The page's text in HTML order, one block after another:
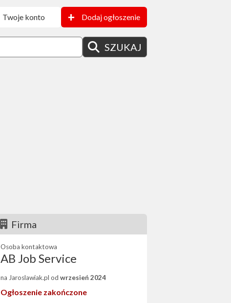
Twoje konto + Dodaj ogłoszenie
SZUKAJ
Firma
Osoba kontaktowa
AB Job Service
na Jaroslawiak.pl od wrzesień 2024
Ogłoszenie zakończone